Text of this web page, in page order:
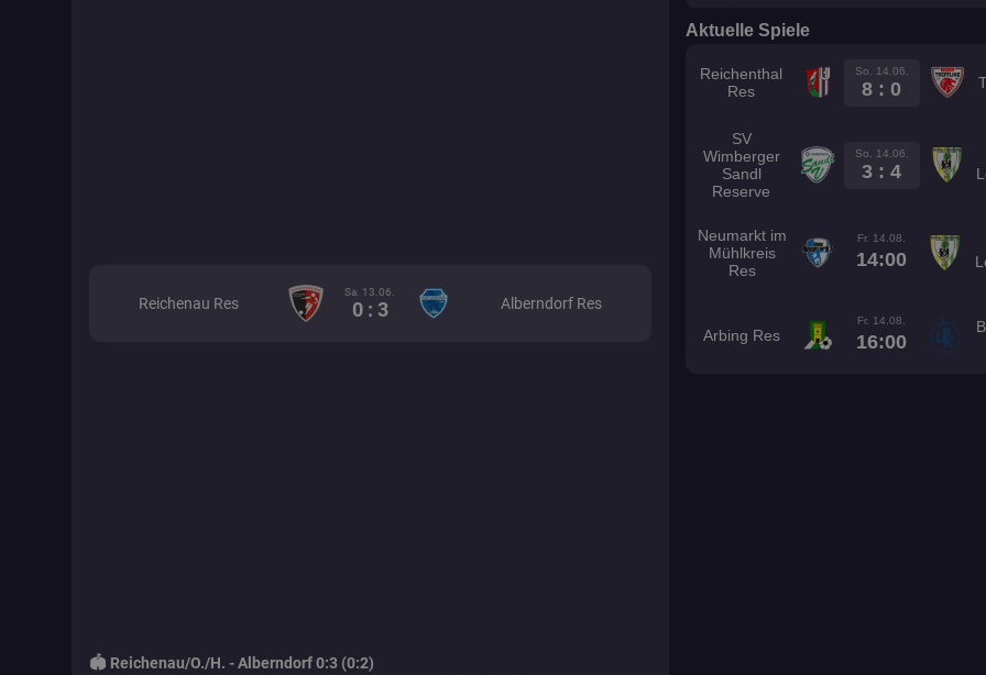
Reichenau Res
Sa. 13.06.
0 : 3 Alberndorf Res
🏟️ Reichenau/O./H. - Alberndorf 0:3 (0:2)
Aktuelle Spiele
Reichenthal
Res
So. 14.06.
8 : 0
SV
Wimberger
Sandl
Reserve
So. 14.06.
3 : 4
Neumarkt im
Mühlkreis
Res
Fr. 14.08.
14:00
Arbing Res
Fr. 14.08.
16:00